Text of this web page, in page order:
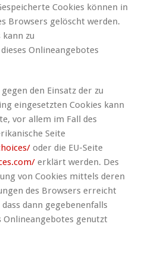
Cookies können in
Browsers gelöscht werden.
kann zu
Onlineangebotes
den Einsatz der zu
eingesetzten Cookies kann
vor allem im Fall des
Seite
oder die EU-Seite
erklärt werden. Des
von Cookies mittels deren
des Browsers erreicht
dann gegebenenfalls
Onlineangebotes genutzt